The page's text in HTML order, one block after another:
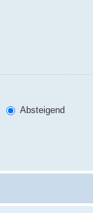
Absteigend